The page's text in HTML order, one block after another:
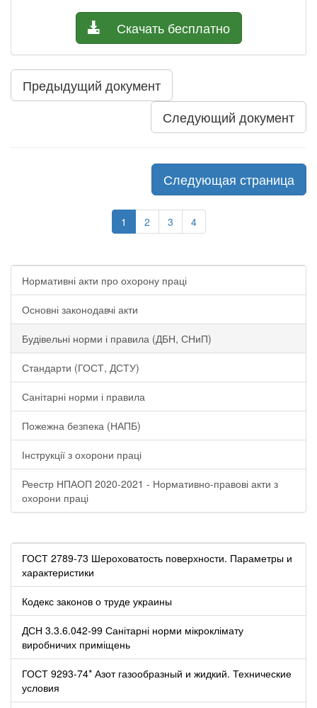
Скачать бесплатно
Предыдущий документ
Следующий документ
Следующая страница
1 2 3 4
Нормативні акти про охорону праці
Основні законодавчі акти
Будівельні норми і правила (ДБН, СНиП)
Стандарти (ГОСТ, ДСТУ)
Санітарні норми і правила
Пожежна безпека (НАПБ)
Інструкції з охорони праці
Реестр НПАОП 2020-2021 - Нормативно-правові акти з
охорони праці
ГОСТ 2789-73 Шероховатость поверхности. Параметры и
характеристики
Кодекс законов о труде украины
ДСН 3.3.6.042-99 Санітарні норми мікроклімату
виробничих приміщень
ГОСТ 9293-74* Азот газообразный и жидкий. Технические
условия